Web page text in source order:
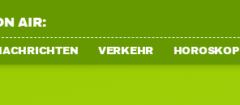
AIR:
VERKEHR HOROSKOP